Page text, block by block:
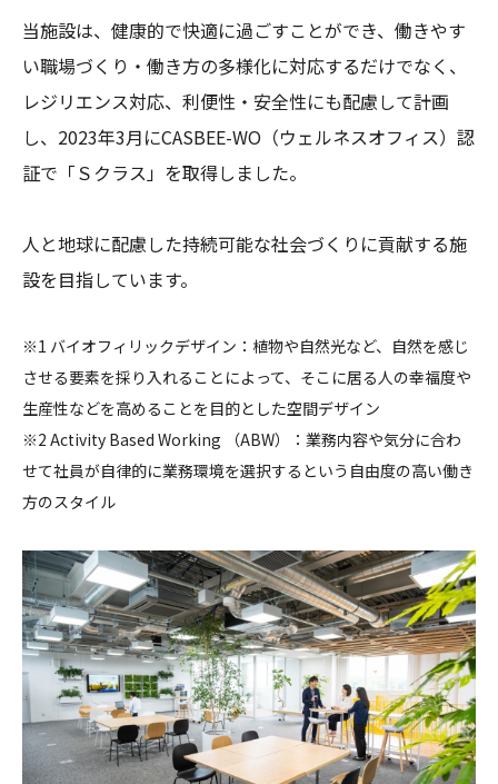
当施設は、健康的で快適に過ごすことができ、働きやす
い職場づくり・働き方の多様化に対応するだけでなく、
レジリエンス対応、利便性・安全性にも配慮して計画
し、2023年3月にCASBEE-WO（ウェルネスオフィス）認
証で「Ｓクラス」を取得しました。
人と地球に配慮した持続可能な社会づくりに貢献する施
設を目指しています。
※1 バイオフィリックデザイン：植物や自然光など、自然を感じ
させる要素を採り入れることによって、そこに居る人の幸福度や
生産性などを高めることを目的とした空間デザイン
※2 Activity Based Working （ABW）：業務内容や気分に合わ
せて社員が自律的に業務環境を選択するという自由度の高い働き
方のスタイル